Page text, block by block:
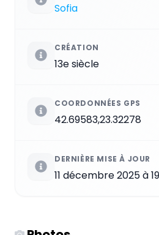
Sofia
CRÉATION
13e siècle
COORDONNÉES GPS
42.69583,23.32278
DERNIÈRE MISE À JOUR
11 décembre 2025 à